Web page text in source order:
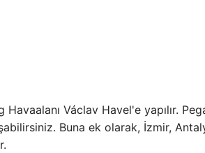
Václav Havel'e yapılır.
Buna ek olarak, İzmir,